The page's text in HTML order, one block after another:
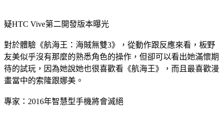
疑HTC Vive第二開發版本曝光
對於體驗《航海王：海賊無雙3》，從動作跟反應來看，板野
友美似乎沒有那麼的熟悉角色的操作，但卻可以看出她滿懷期
待的試玩，因為她說她也很喜歡看《航海王》，而且最喜歡漫
畫當中的索隆跟娜美。
專家：2016年智慧型手機將會滅絕